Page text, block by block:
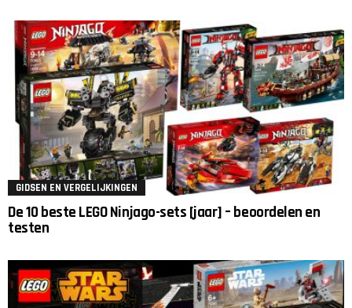
GIDSEN EN VERGELIJKINGEN
De 10 beste LEGO Ninjago-sets [jaar] – beoordelen en
testen